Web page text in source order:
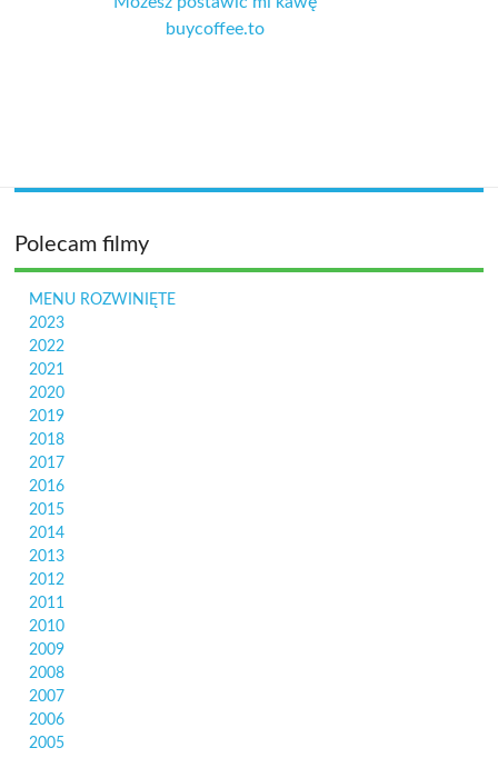
buycoffee.to
Polecam filmy
MENU ROZWINIĘTE
2023
2022
2021
2020
2019
2018
2017
2016
2015
2014
2013
2012
2011
2010
2009
2008
2007
2006
2005